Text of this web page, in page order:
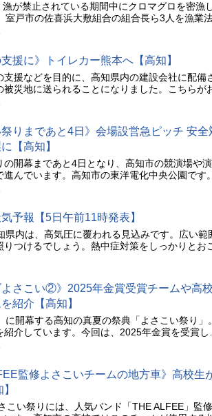
が禁止されている期間中にクロマグロを密漁
室戸市の佐喜浜大敷組合の組合長ら3人を漁業
支援に》トイレカー熊本へ【高知】
支援などを目的に、高知県内の建設会社に配備
被災地に送られることになりました。こちらが
祭りまであと4日》会場設営急ピッチ 安
【高知】
の開幕まであと4日となり、高知市の競演場や
進んでいます。高知市の東洋電化中央公園です
予報【5日午前11時発表】
県内は、高気圧に覆われる見込みです。広い範
りつけるでしょう。熱中症対策をしっかりとお
よさこい②》2025年金賞受賞チームや高
紹介【高知】
に開幕する高知の真夏の祭典「よさこい祭り」
紹介しています。今回は、2025年金賞を受賞し
監修よさこいチームの地方車》高校生
こい祭りには、人気バンド「THE ALFEE」監